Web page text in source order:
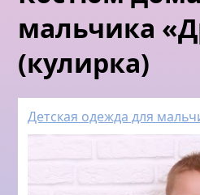
мальчика
(кулирка)
Детская одежда для